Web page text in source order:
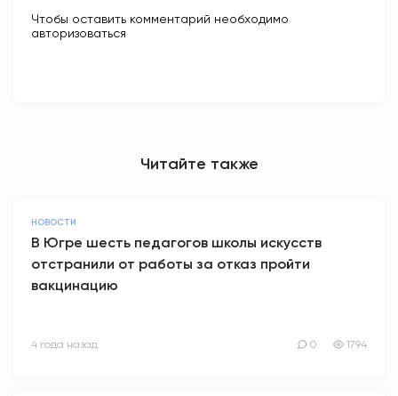
Чтобы оставить комментарий необходимо
авторизоваться
Читайте также
НОВОСТИ
В Югре шесть педагогов школы искусств
отстранили от работы за отказ пройти
вакцинацию
4 года назад 0 1794